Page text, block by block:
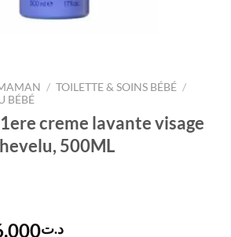
/ TOILETTE & SOINS BÉBÉ /
BÉBÉ
creme lavante visage
500ML
د.تLe